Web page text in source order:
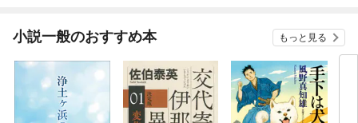
小説一般のおすすめ本 もっと見る